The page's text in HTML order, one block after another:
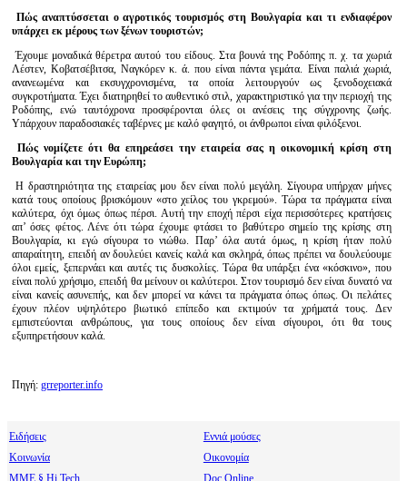
Πώς αναπτύσσεται ο αγροτικός τουρισμός στη Βουλγαρία και τι ενδιαφέρον
υπάρχει εκ μέρους των ξένων τουριστών;
Έχουμε μοναδικά θέρετρα αυτού του είδους. Στα βουνά της Ροδόπης π. χ. τα χωριά
Λέστεν, Κοβατσέβιτσα, Ναγκόρεν κ. ά. που είναι πάντα γεμάτα. Είναι παλιά χωριά,
ανανεωμένα και εκσυγχρονισμένα, τα οποία λειτουργούν ως ξενοδοχειακά
συγκροτήματα. Έχει διατηρηθεί το αυθεντικό στιλ, χαρακτηριστικό για την περιοχή της
Ροδόπης, ενώ ταυτόχρονα προσφέρονται όλες οι ανέσεις της σύγχρονης ζωής.
Υπάρχουν παραδοσιακές ταβέρνες με καλό φαγητό, οι άνθρωποι είναι φιλόξενοι.
Πώς νομίζετε ότι θα επηρεάσει την εταιρεία σας η οικονομική κρίση στη
Βουλγαρία και την Ευρώπη;
Η δραστηριότητα της εταιρείας μου δεν είναι πολύ μεγάλη. Σίγουρα υπήρχαν μήνες
κατά τους οποίους βρισκόμουν «στο χείλος του γκρεμού». Τώρα τα πράγματα είναι
καλύτερα, όχι όμως όπως πέρσι. Αυτή την εποχή πέρσι είχα περισσότερες κρατήσεις
απ’ όσες φέτος. Λένε ότι τώρα έχουμε φτάσει το βαθύτερο σημείο της κρίσης στη
Βουλγαρία, κι εγώ σίγουρα το νιώθω. Παρ’ όλα αυτά όμως, η κρίση ήταν πολύ
απαραίτητη, επειδή αν δουλεύει κανείς καλά και σκληρά, όπως πρέπει να δουλεύουμε
όλοι εμείς, ξεπερνάει και αυτές τις δυσκολίες. Τώρα θα υπάρξει ένα «κόσκινο», που
είναι πολύ χρήσιμο, επειδή θα μείνουν οι καλύτεροι. Στον τουρισμό δεν είναι δυνατό να
είναι κανείς ασυνεπής, και δεν μπορεί να κάνει τα πράγματα όπως όπως. Οι πελάτες
έχουν πλέον υψηλότερο βιωτικό επίπεδο και εκτιμούν τα χρήματά τους. Δεν
εμπιστεύονται ανθρώπους, για τους οποίους δεν είναι σίγουροι, ότι θα τους
εξυπηρετήσουν καλά.
Πηγή: grreporter.info
Ειδήσεις
Εννιά μούσες
Κοινωνία
Οικονομία
МΜΕ § Hi Tech
Doc Online